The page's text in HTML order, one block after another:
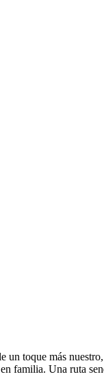
un toque más
familia. Una ruta